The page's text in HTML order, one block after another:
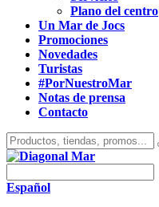
Plano del centro
Un Mar de Jocs
Promociones
Novedades
Turistas
#PorNuestroMar
Notas de prensa
Contacto
Español